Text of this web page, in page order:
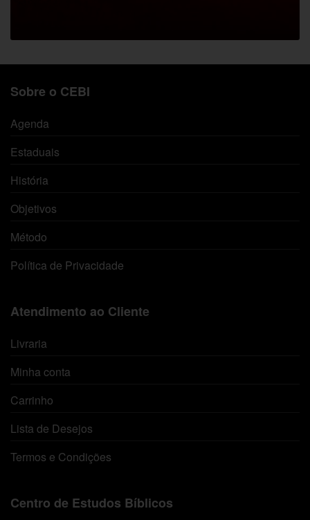
Sobre o CEBI
Agenda
Estaduais
História
Objetivos
Método
Política de Privacidade
Atendimento ao Cliente
Livraria
Minha conta
Carrinho
Lista de Desejos
Termos e Condições
Centro de Estudos Bíblicos